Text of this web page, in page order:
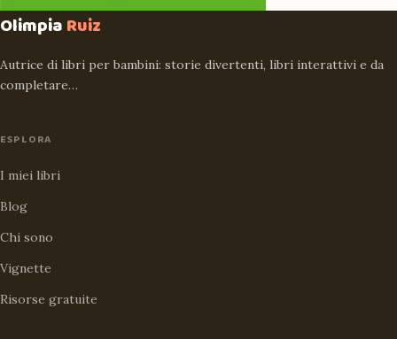
OlimpiaRuiz
Autrice di libri per bambini: storie divertenti, libri interattivi e da
completare…
ESPLORA
I miei libri
Blog
Chi sono
Vignette
Risorse gratuite